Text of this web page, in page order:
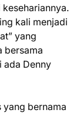
kali menjadi
yang
bersama
ada Denny
bernama